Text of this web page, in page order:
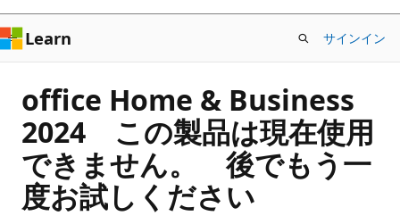
キ
ッ
プ
Learn サインイン
office Home & Business
2024 この製品は現在使用
できません。 後でもう一
度お試しください